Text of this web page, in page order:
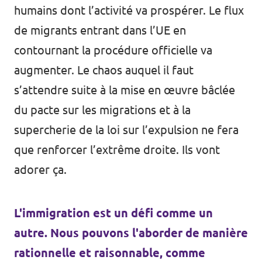
humains dont l’activité va prospérer. Le flux
de migrants entrant dans l’UE en
contournant la procédure officielle va
augmenter. Le chaos auquel il faut
s’attendre suite à la mise en œuvre bâclée
du pacte sur les migrations et à la
supercherie de la loi sur l’expulsion ne fera
que renforcer l’extrême droite. Ils vont
adorer ça.
L'immigration est un défi comme un
autre. Nous pouvons l'aborder de manière
rationnelle et raisonnable, comme